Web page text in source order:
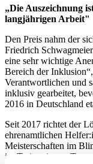
„Die Auszeichnung
langjährigen Arbeit"
Den Preis nahm der
Friedrich
eine sehr wichtige
Bereich der
Verantwortlichen und
inklusiv gearbeitet,
2016 in Deutschland
Seit 2017 richtet der
ehrenamtlichen
Meisterschaften im
im Trainer:innen-